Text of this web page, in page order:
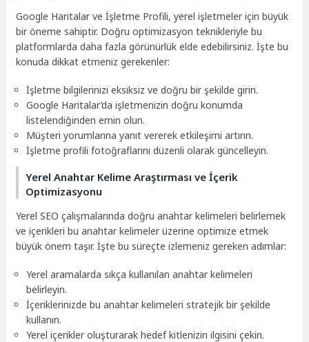
Google Haritalar ve İşletme Profili, yerel işletmeler için büyük
bir öneme sahiptir. Doğru optimizasyon teknikleriyle bu
platformlarda daha fazla görünürlük elde edebilirsiniz. İşte bu
konuda dikkat etmeniz gerekenler:
İşletme bilgilerinizi eksiksiz ve doğru bir şekilde girin.
Google Haritalar’da işletmenizin doğru konumda
listelendiğinden emin olun.
Müşteri yorumlarına yanıt vererek etkileşimi artırın.
İşletme profili fotoğraflarını düzenli olarak güncelleyin.
Yerel Anahtar Kelime Araştırması ve İçerik
Optimizasyonu
Yerel SEO çalışmalarında doğru anahtar kelimeleri belirlemek
ve içerikleri bu anahtar kelimeler üzerine optimize etmek
büyük önem taşır. İşte bu süreçte izlemeniz gereken adımlar:
Yerel aramalarda sıkça kullanılan anahtar kelimeleri
belirleyin.
İçeriklerinizde bu anahtar kelimeleri stratejik bir şekilde
kullanın.
Yerel içerikler oluşturarak hedef kitlenizin ilgisini çekin.